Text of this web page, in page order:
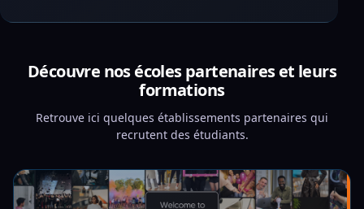
Découvre nos écoles partenaires et leurs
formations
Retrouve ici quelques établissements partenaires qui
recrutent des étudiants.